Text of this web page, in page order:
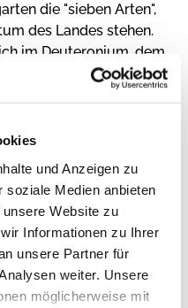
und Anzeigen zu
soziale Medien anbieten
Website zu
Informationen zu Ihrer
unsere Partner für
weiter. Unsere
möglicherweise mit
die "sieben Arten",
des Landes stehen.
im Deuteronium, dem
in dein gutes Land,
in den Auen fließen,
Weinstöcke,
wachsen, ein Land, darin
gibt."
haben wir
sind.
von Pfr. Eichel.